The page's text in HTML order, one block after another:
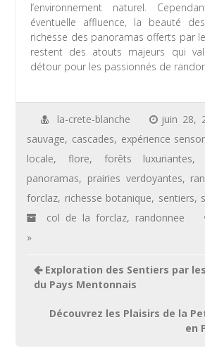
l’environnement naturel.
éventuelle affluence, la beauté
richesse des panoramas offerts par
restent des atouts majeurs qui
détour pour les passionnés de
la-crete-blanche juin 28,
sauvage, cascades, expérience
locale,flore, forêts luxuriantes,
panoramas, prairies verdoyantes,
forclaz, richesse botanique, sentiers,
col de la forclaz, randonnee
»
Navigation
de
Exploration des Sentiers par
du Pays Mentonnais
Découvrez les Plaisirs de la
en